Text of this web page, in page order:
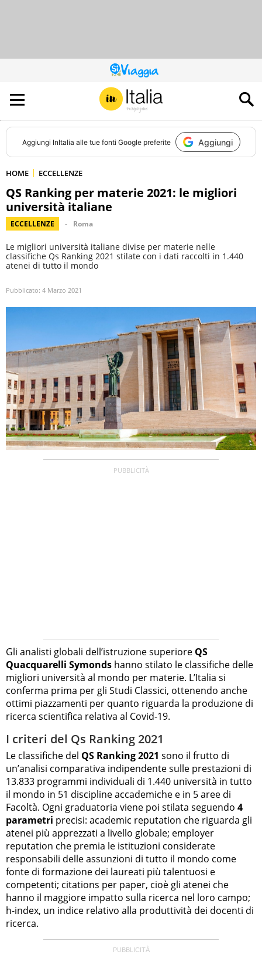
QUESTO
SITO
CONTRIBUISCE
ALL’AUDIENCE
DI
Aggiungi InItalia alle tue fonti Google preferite Aggiungi
HOME ECCELLENZE
QS Ranking per materie 2021: le migliori
università italiane
ECCELLENZE Roma
Le migliori università italiane divise per materie nelle
classifiche Qs Ranking 2021 stilate con i dati raccolti in 1.440
atenei di tutto il mondo
Pubblicato: 4 Marzo 2021
Gli analisti globali dell’istruzione superiore QS
Quacquarelli Symonds hanno stilato le classifiche delle
migliori università al mondo per materie. L’Italia si
conferma prima per gli Studi Classici, ottenendo anche
ottimi piazzamenti per quanto riguarda la produzione di
ricerca scientifica relativa al Covid-19.
I criteri del Qs Ranking 2021
Le classifiche del QS Ranking 2021 sono il frutto di
un’analisi comparativa indipendente sulle prestazioni di
13.833 programmi individuali di 1.440 università in tutto
il mondo in 51 discipline accademiche e in 5 aree di
Facoltà. Ogni graduatoria viene poi stilata seguendo 4
parametri precisi: academic reputation che riguarda gli
atenei più apprezzati a livello globale; employer
reputation che premia le istituzioni considerate
responsabili delle assunzioni di tutto il mondo come
fonte di formazione dei laureati più talentuosi e
competenti; citations per paper, cioè gli atenei che
hanno il maggiore impatto sulla ricerca nel loro campo;
h-index, un indice relativo alla produttività dei docenti di
ricerca.